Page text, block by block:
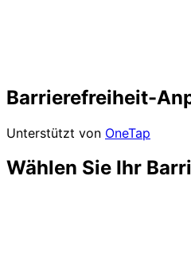
Barrierefreiheit-
Unterstützt von OneTap
Wählen Sie Ihr